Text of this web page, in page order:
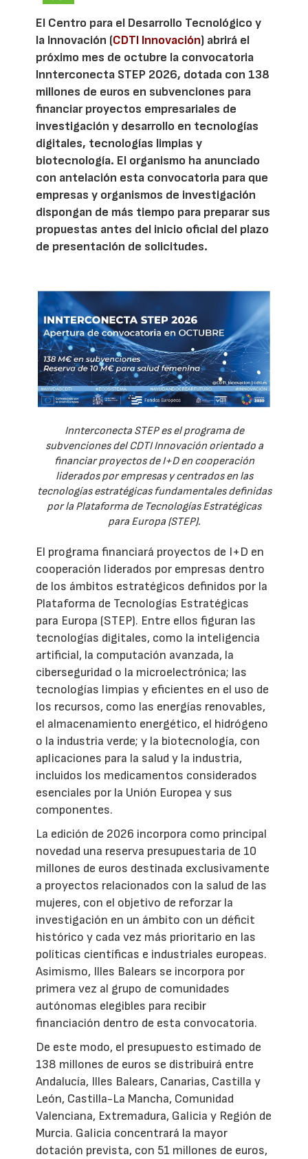
El Centro para el Desarrollo Tecnológico y
la Innovación (CDTI Innovación) abrirá el
próximo mes de octubre la convocatoria
Innterconecta STEP 2026, dotada con 138
millones de euros en subvenciones para
financiar proyectos empresariales de
investigación y desarrollo en tecnologías
digitales, tecnologías limpias y
biotecnología. El organismo ha anunciado
con antelación esta convocatoria para que
empresas y organismos de investigación
dispongan de más tiempo para preparar sus
propuestas antes del inicio oficial del plazo
de presentación de solicitudes.
Innterconecta STEP es el programa de
subvenciones del CDTI Innovación orientado a
financiar proyectos de I+D en cooperación
liderados por empresas y centrados en las
tecnologías estratégicas fundamentales definidas
por la Plataforma de Tecnologías Estratégicas
para Europa (STEP).
El programa financiará proyectos de I+D en
cooperación liderados por empresas dentro
de los ámbitos estratégicos definidos por la
Plataforma de Tecnologías Estratégicas
para Europa (STEP). Entre ellos figuran las
tecnologías digitales, como la inteligencia
artificial, la computación avanzada, la
ciberseguridad o la microelectrónica; las
tecnologías limpias y eficientes en el uso de
los recursos, como las energías renovables,
el almacenamiento energético, el hidrógeno
o la industria verde; y la biotecnología, con
aplicaciones para la salud y la industria,
incluidos los medicamentos considerados
esenciales por la Unión Europea y sus
componentes.
La edición de 2026 incorpora como principal
novedad una reserva presupuestaria de 10
millones de euros destinada exclusivamente
a proyectos relacionados con la salud de las
mujeres, con el objetivo de reforzar la
investigación en un ámbito con un déficit
histórico y cada vez más prioritario en las
políticas científicas e industriales europeas.
Asimismo, Illes Balears se incorpora por
primera vez al grupo de comunidades
autónomas elegibles para recibir
financiación dentro de esta convocatoria.
De este modo, el presupuesto estimado de
138 millones de euros se distribuirá entre
Andalucía, Illes Balears, Canarias, Castilla y
León, Castilla-La Mancha, Comunidad
Valenciana, Extremadura, Galicia y Región de
Murcia. Galicia concentrará la mayor
dotación prevista, con 51 millones de euros,